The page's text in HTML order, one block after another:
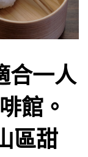
合一人
館。
區甜